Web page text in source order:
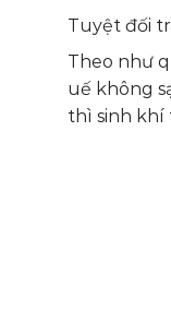
Tuyệt đối
Theo như
uế không
thì sinh khí